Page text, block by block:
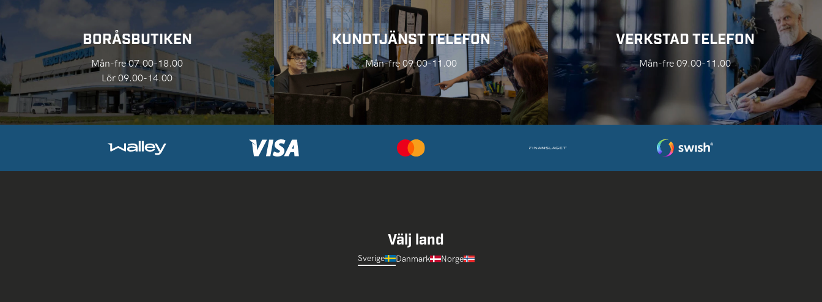
BORÅSBUTIKEN
Mån-fre 07.00-18.00
Lör 09.00-14.00
KUNDTJÄNST TELEFON
Mån-fre 09.00-11.00
VERKSTAD TELEFON
Mån-fre 09.00-11.00
Välj land
Sverige Danmark Norge